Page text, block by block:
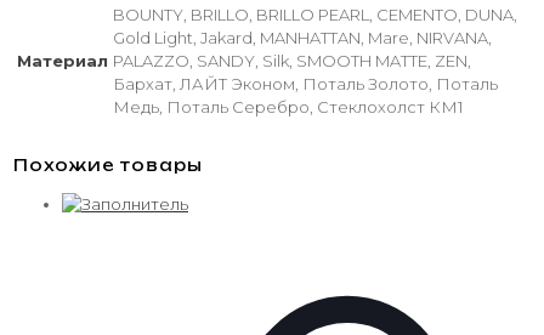
Материал
BOUNTY, BRILLO, BRILLO PEARL, CEMENTO, DUNA,
Gold Light, Jakard, MANHATTAN, Mare, NIRVANA,
PALAZZO, SANDY, Silk, SMOOTH MATTE, ZEN,
Бархат, ЛАЙТ Эконом, Поталь Золото, Поталь
Медь, Поталь Серебро, Стеклохолст КМ1
Похожие товары